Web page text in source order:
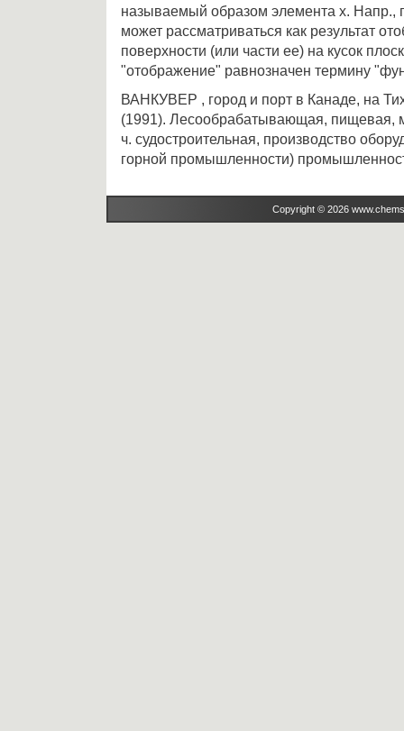
называемый образом элемента х. Напр.,
может рассматриваться как результат
поверхности (или части ее) на кусок
"отображение" равнозначен термину
ВАНКУВЕР , город и порт в Канаде, на
(1991). Лесообрабатывающая, пищевая,
ч. судостроительная, производство
горной промышленности)
Copyright © 2026